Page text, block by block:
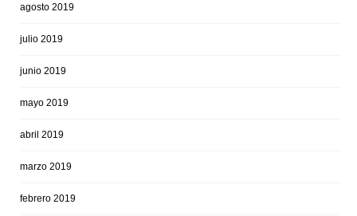
agosto 2019
julio 2019
junio 2019
mayo 2019
abril 2019
marzo 2019
febrero 2019